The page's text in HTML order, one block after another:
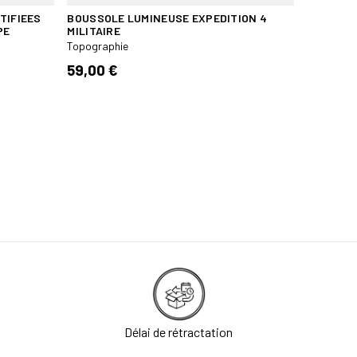
BOUSSOLE LUMINEUSE EXPEDITION 4
MILITAIRE
Topographie
59,00 €
Délai de rétractation